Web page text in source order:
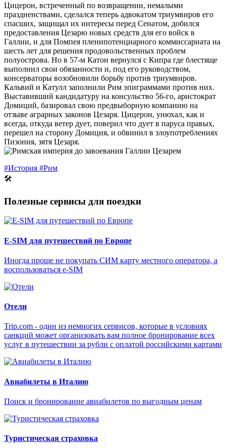
Цицерон, встреченный по возвращении, немалыми
праздненствами, сделался теперь адвокатом триумвиров его
спасших, защищал их интересы перед Сенатом, добился
предоставления Цезарю новых средств для его войск в
Галлии, и для Помпея пленипотенциарного коммиссариата на
шесть лет для решения продовольственных проблем
полуострова. Но в 57-м Катон вернулся с Кипра где блестяще
выполнил свои обязанности и, под его руководством,
консерваторы возобновили борьбу против триумвиров.
Кальвий и Катулл заполнили Рим эпиграммами против них.
Выставивший кандидатуру на консульство 56-го, аристократ
Домиций, базировал свою предвыборную компанию на
отзыве аграрных законов Цезаря. Цицерон, унюхал, как и
всегда, откуда ветер дует, поверил что дует в паруса правых,
перешел на сторону Домиция, и обвинил в злоупотреблениях
Пизония, зятя Цезаря.
#История #Рим
🛠
Полезные сервисы для поездки
E-SIM для путешествий по Европе
Иногда проще не покупать СИМ карту местного оператора, а
воспользоваться e-SIM
Отели
Trip.com - один из немногих сервисов, которые в условиях
санкций может организовать вам полное бронирование всех
услуг в путешествии за рубли с оплатой российскими картами
Авиабилеты в Италию
Поиск и бронирование авиабилетов по выгодным ценам
Туристическая страховка